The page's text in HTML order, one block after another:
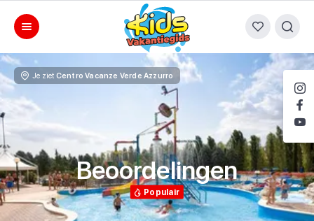
Beoordelingen
Populair
Je ziet Centro Vacanze Verde Azzurro